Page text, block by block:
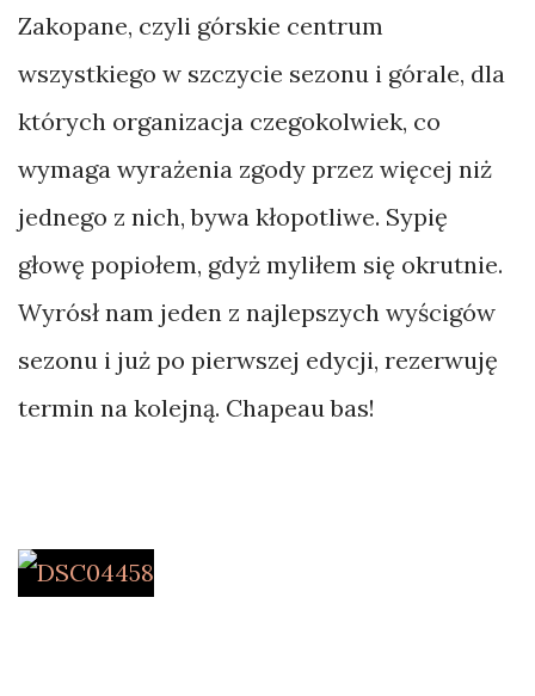
Zakopane, czyli górskie centrum
wszystkiego w szczycie sezonu i górale, dla
których organizacja czegokolwiek, co
wymaga wyrażenia zgody przez więcej niż
jednego z nich, bywa kłopotliwe. Sypię
głowę popiołem, gdyż myliłem się okrutnie.
Wyrósł nam jeden z najlepszych wyścigów
sezonu i już po pierwszej edycji, rezerwuję
termin na kolejną. Chapeau bas!
Wynalazki
TAGI
Albania
Alpy
Anglia
Austria
Azory
Belgia
Bośnia